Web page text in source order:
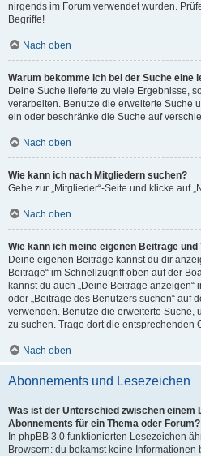
nirgends im Forum verwendet wurden.
Begriffe!
Nach oben
Warum bekomme ich bei der Suche eine
Deine Suche lieferte zu viele Ergebnisse,
verarbeiten. Benutze die erweiterte Suche
ein oder beschränke die Suche auf
Nach oben
Wie kann ich nach Mitgliedern suchen?
Gehe zur „Mitglieder“-Seite und klicke auf
Nach oben
Wie kann ich meine eigenen Beiträge und
Deine eigenen Beiträge kannst du dir
Beiträge“ im Schnellzugriff oben auf der
kannst du auch „Deine Beiträge
oder „Beiträge des Benutzers suchen“ auf
verwenden. Benutze die erweiterte Suche,
zu suchen. Trage dort die entsprechenden
Nach oben
Abonnements und Lesezeichen
Was ist der Unterschied zwischen einem
Abonnements für ein Thema oder Forum?
In phpBB 3.0 funktionierten Lesezeichen
Browsern: du bekamst keine